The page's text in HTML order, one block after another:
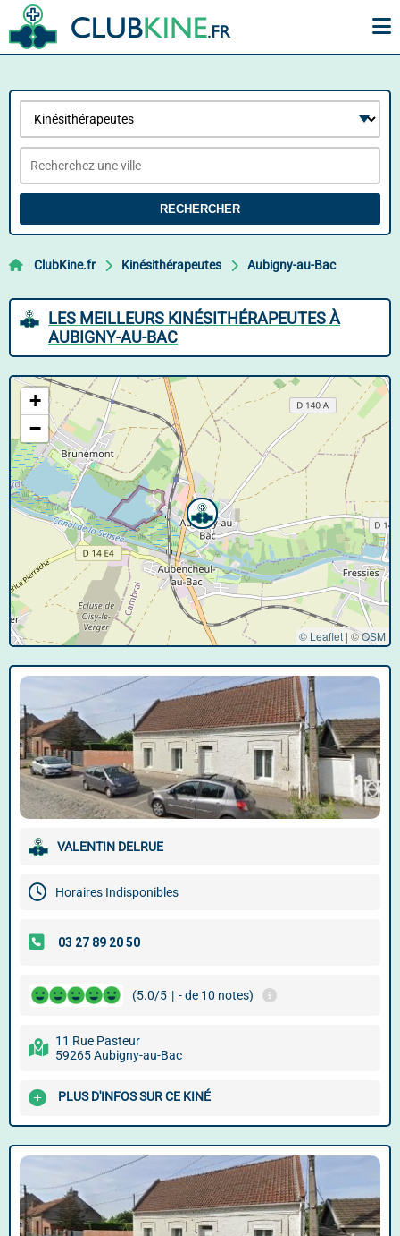
RECHERCHER
ClubKine.fr Kinésithérapeutes Aubigny-au-Bac
LES MEILLEURS KINÉSITHÉRAPEUTES À
AUBIGNY-AU-BAC
+
−
© Leaflet | ©OSM
VALENTIN DELRUE
Horaires Indisponibles
(5.0/5 | - de 10 notes)
11 Rue Pasteur
59265 Aubigny-au-Bac
PLUS D'INFOS SUR CE KINÉ